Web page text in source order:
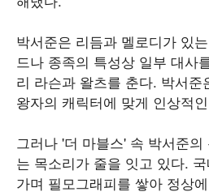
박서준은 리듬과 멜로디가 있
드나 종족의 특성상 일부 대사
리 라슨과 왈츠를 춘다. 박서
왕자의 캐릭터에 맞게 인상적
그러나 '더 마블스' 속 박서준
는 목소리가 줄을 잇고 있다.
가며 필모그래피를 쌓아 정상